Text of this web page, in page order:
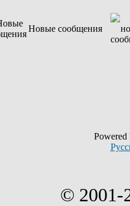
Новые сообщения
© 2001-